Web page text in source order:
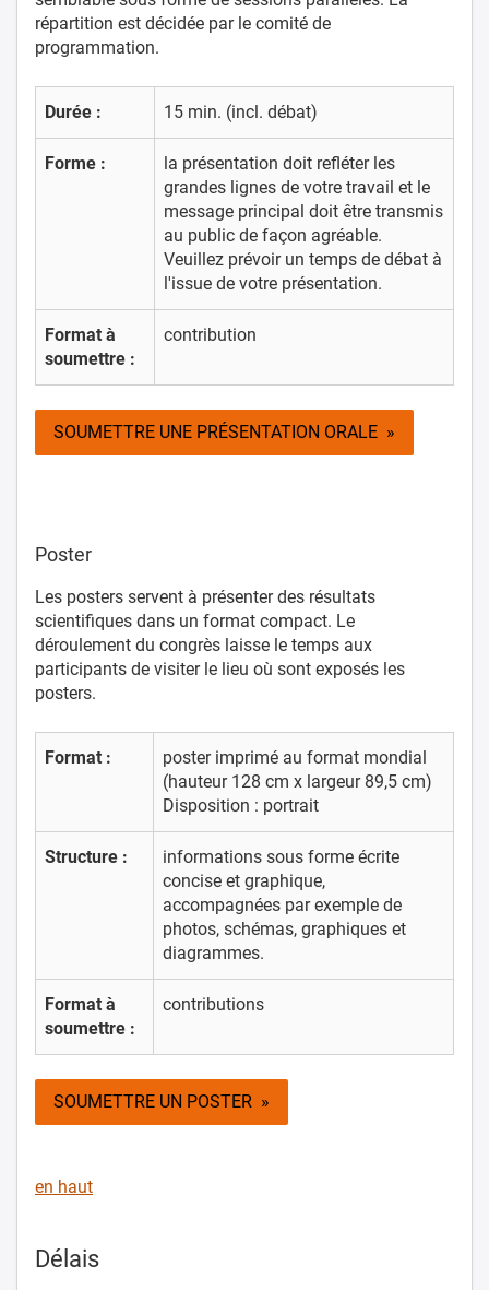
répartition est décidée par le comité de
programmation.
Durée : 15 min. (incl. débat)
Forme :
la présentation doit refléter les
grandes lignes de votre travail et le
message principal doit être transmis
au public de façon agréable.
Veuillez prévoir un temps de débat à
l'issue de votre présentation.
Format à
soumettre :
contribution
SOUMETTRE UNE PRÉSENTATION ORALE »
Poster
Les posters servent à présenter des résultats
scientifiques dans un format compact. Le
déroulement du congrès laisse le temps aux
participants de visiter le lieu où sont exposés les
posters.
Format :
poster imprimé au format mondial
(hauteur 128 cm x largeur 89,5 cm)
Disposition : portrait
Structure :
informations sous forme écrite
concise et graphique,
accompagnées par exemple de
photos, schémas, graphiques et
diagrammes.
Format à
soumettre :
contributions
SOUMETTRE UN POSTER »
en haut
Délais